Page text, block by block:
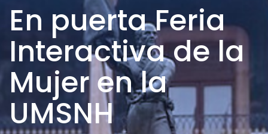
En puerta Feria
Interactiva de la
Mujer en la
UMSNH